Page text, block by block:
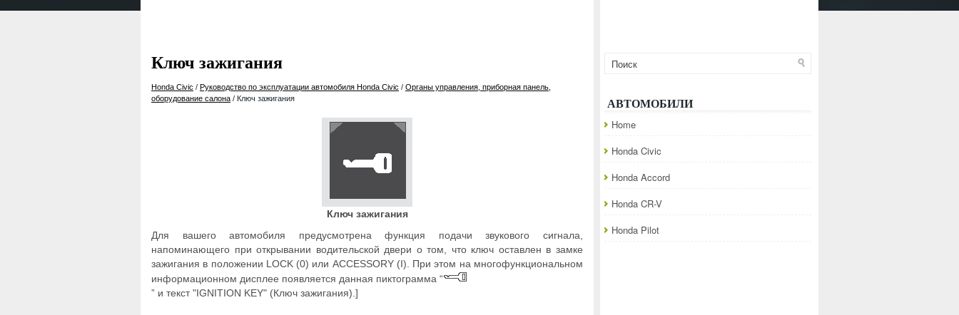
Ключ зажигания
Honda Civic / Руководство по эксплуатации автомобиля Honda Civic / Органы управления, приборная панель,
оборудование салона / Ключ зажигания
Ключ зажигания
Для вашего автомобиля предусмотрена функция подачи звукового сигнала,
напоминающего при открывании водительской двери о том, что ключ оставлен в замке
зажигания в положении LOCK (0) или ACCESSORY (I). При этом на многофункциональном
информационном дисплее появляется данная пиктограмма “
” и текст "IGNITION KEY" (Ключ зажигания).]
АВТОМОБИЛИ
Home
Honda Civic
Honda Accord
Honda CR-V
Honda Pilot